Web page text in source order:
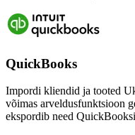
QuickBooks
Impordi kliendid ja tooted
võimas arveldusfunktsioon
ekspordib need